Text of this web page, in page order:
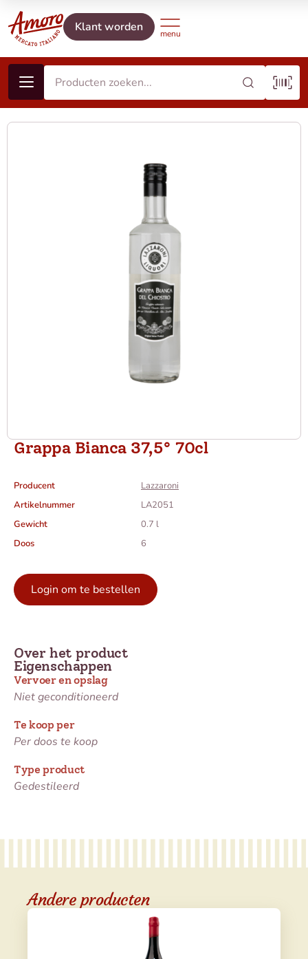
Klant worden
Grappa Bianca 37,5° 70cl
Producent
Lazzaroni
Artikelnummer
LA2051
Gewicht
0.7 l
Doos
6
Login om te bestellen
Eigenschappen
Vervoer en opslag
Niet geconditioneerd
Te koop per
Per doos te koop
Type product
Gedestileerd
Over het product
Andere producten